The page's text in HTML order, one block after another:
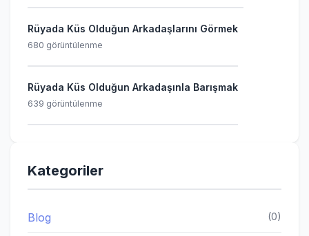
Rüyada Küs Olduğun Arkadaşlarını Görmek
680 görüntülenme
Rüyada Küs Olduğun Arkadaşınla Barışmak
639 görüntülenme
Kategoriler
Blog (0)